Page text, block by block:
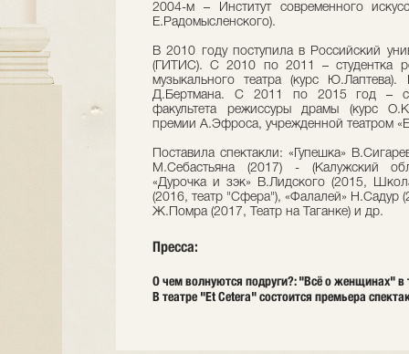
2004-м – Институт современного
Е.Радомысленского).
В 2010 году поступила в Российский
(ГИТИС). С 2010 по 2011 – студентка
музыкального театра (курс
Д.Бертмана. С 2011 по 2015 год –
факультета режиссуры драмы (курс
премии А.Эфроса, учрежденной театром
Поставила спектакли: «Гупешка»
М.Себастьяна (2017) - (Калужский
«Дурочка и зэк» В.Лидского (2015,
(2016, театр "Сфера"), «Фалалей»
Ж.Помра (2017, Театр на Таганке) и др.
Пресса:
О чем волнуются подруги?: "Всё о женщинах" в
В театре "Et Cetera" состоится премьера